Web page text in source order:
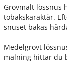
Grovmalt lössnus
tobakskaraktär.
snuset bakas
Medelgrovt
malning hittar du